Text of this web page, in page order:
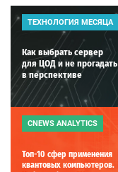
ТЕХНОЛОГИЯ МЕСЯЦА
Как выбрать сервер
для ЦОД и не прогадать
в перспективе
CNEWS ANALYTICS
Топ-10 сфер применения
квантовых компьютеров.